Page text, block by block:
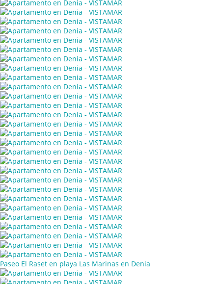
Paseo El Raset en playa Las Marinas en Denia